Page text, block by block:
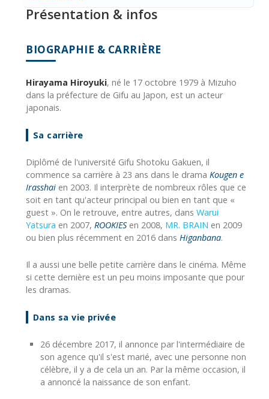
Présentation & infos
BIOGRAPHIE & CARRIÈRE
Hirayama Hiroyuki, né le 17 octobre 1979 à Mizuho
dans la préfecture de Gifu au Japon, est un acteur
japonais.
Sa carrière
Diplômé de l'université Gifu Shotoku Gakuen, il
commence sa carrière à 23 ans dans le drama Kougen e
Irasshai en 2003. Il interprète de nombreux rôles que ce
soit en tant qu'acteur principal ou bien en tant que «
guest ». On le retrouve, entre autres, dans Warui
Yatsura en 2007, ROOKIESen 2008, MR. BRAIN en 2009
ou bien plus récemment en 2016 dans Higanbana.
Il a aussi une belle petite carrière dans le cinéma. Même
si cette dernière est un peu moins imposante que pour
les dramas.
Dans sa vie privée
26 décembre 2017, il annonce par l'intermédiaire de
son agence qu'il s'est marié, avec une personne non
célèbre, il y a de cela un an. Par la même occasion, il
a annoncé la naissance de son enfant.